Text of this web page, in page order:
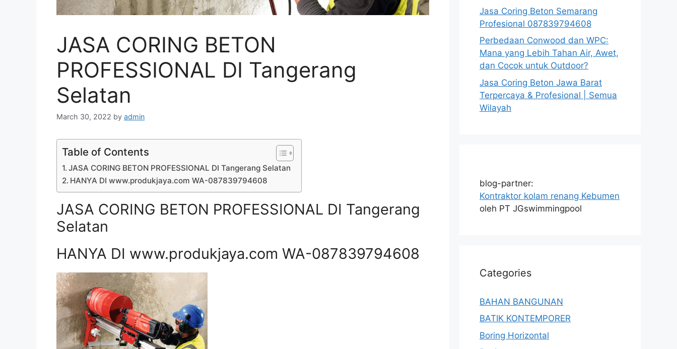
JASA CORING BETON
PROFESSIONAL DI Tangerang
Selatan
March 30, 2022 by admin
Table of Contents
JASA CORING BETON PROFESSIONAL DI Tangerang Selatan
HANYA DI www.produkjaya.com WA-087839794608
JASA CORING BETON PROFESSIONAL DI Tangerang
Selatan
HANYA DI www.produkjaya.com WA-087839794608
Jasa Coring Beton Semarang
Profesional 087839794608
Perbedaan Conwood dan WPC:
Mana yang Lebih Tahan Air, Awet,
dan Cocok untuk Outdoor?
Jasa Coring Beton Jawa Barat
Terpercaya & Profesional | Semua
Wilayah
blog-partner:
Kontraktor kolam renang Kebumen
oleh PT JGswimmingpool
Categories
BAHAN BANGUNAN
BATIK KONTEMPORER
Boring Horizontal